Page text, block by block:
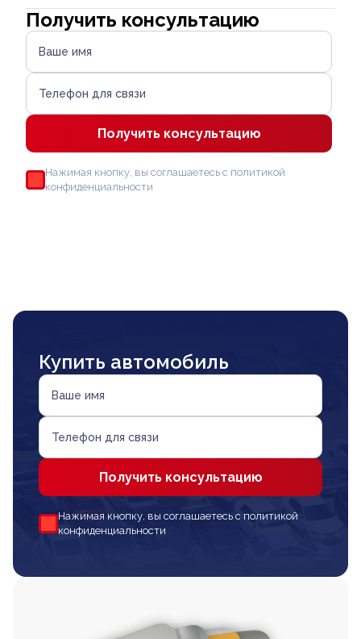
Получить консультацию
Ваше имя
Телефон для связи
Получить консультацию
Нажимая кнопку, вы соглашаетесь с политикой
конфиденциальности
Купить автомобиль
Ваше имя
Телефон для связи
Получить консультацию
Нажимая кнопку, вы соглашаетесь с политикой
конфиденциальности